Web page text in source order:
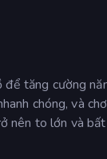
tăng cường
chóng, và
nên to lớn và bất